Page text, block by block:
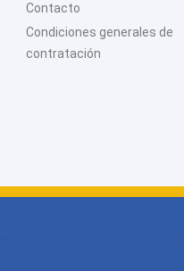
Contacto
Condiciones generales de
contratación